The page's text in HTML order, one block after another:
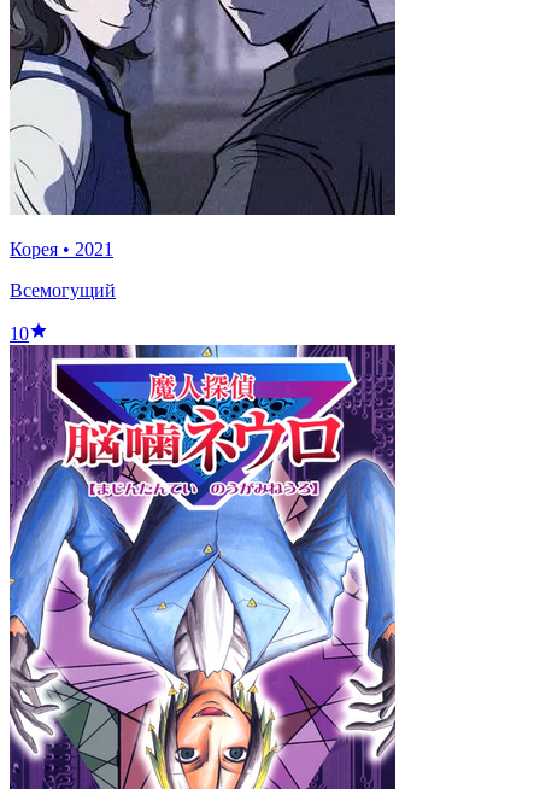
Корея • 2021
Всемогущий
10